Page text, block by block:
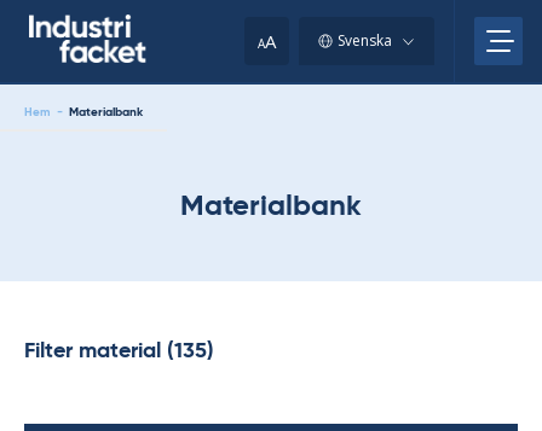
AA Svenska
Hem - Materialbank
Materialbank
Filter material (135)